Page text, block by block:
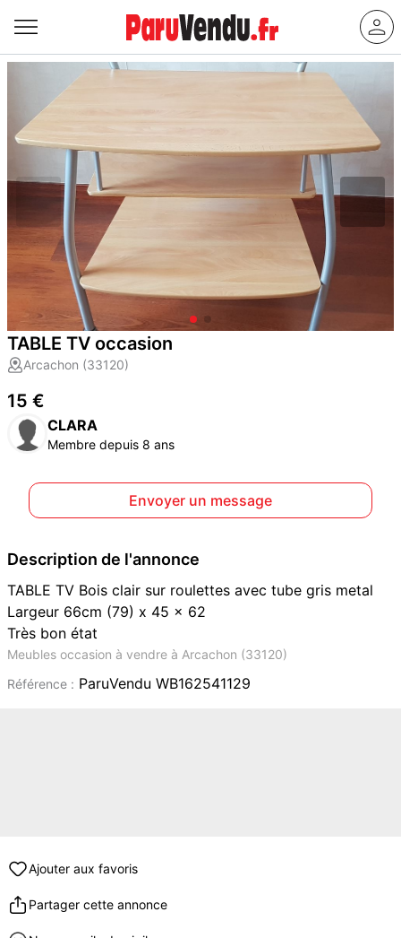
TABLE TV occasion
Arcachon (33120)
15 €
CLARA
Membre depuis 8 ans
Envoyer un message
Description de l'annonce
TABLE TV Bois clair sur roulettes avec tube gris metal
Largeur 66cm (79) x 45 x 62
Très bon état
Meubles occasion à vendre à Arcachon (33120)
Référence : ParuVendu WB162541129
Ajouter aux favoris
Partager cette annonce